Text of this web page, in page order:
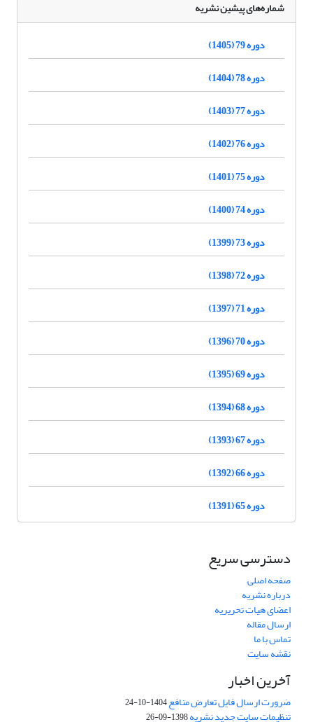
شماره‌های پیشین نشریه
دوره 79 (1405)
دوره 78 (1404)
دوره 77 (1403)
دوره 76 (1402)
دوره 75 (1401)
دوره 74 (1400)
دوره 73 (1399)
دوره 72 (1398)
دوره 71 (1397)
دوره 70 (1396)
دوره 69 (1395)
دوره 68 (1394)
دوره 67 (1393)
دوره 66 (1392)
دوره 65 (1391)
دسترسی سریع
صفحه اصلی
درباره نشریه
اعضای هیات تحریریه
ارسال مقاله
تماس با ما
نقشه سایت
آخرین اخبار
ضرورت ارسال فایل تعارض منافع1404-10-24
تنظیمات سایت جدید نشریه1398-09-26